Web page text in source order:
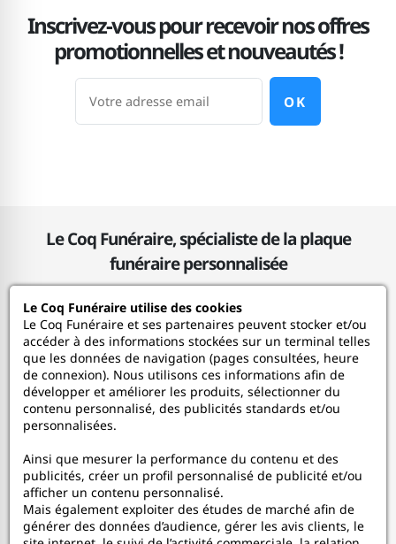
Inscrivez-vous pour recevoir nos offres
promotionnelles et nouveautés !
OK
Le Coq Funéraire, spécialiste de la plaque
funéraire personnalisée
Le Coq Funéraire
Nos services
Mon Compte
Aide
A propos
Le Coq Funéraire utilise des cookies
Le Coq Funéraire et ses partenaires peuvent stocker et/ou
accéder à des informations stockées sur un terminal telles
que les données de navigation (pages consultées, heure
de connexion). Nous utilisons ces informations afin de
développer et améliorer les produits, sélectionner du
contenu personnalisé, des publicités standards et/ou
personnalisées.
Ainsi que mesurer la performance du contenu et des
publicités, créer un profil personnalisé de publicité et/ou
afficher un contenu personnalisé.
Mais également exploiter des études de marché afin de
générer des données d’audience, gérer les avis clients, le